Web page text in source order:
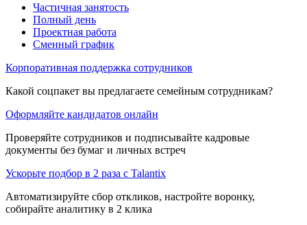
Частичная занятость
Полный день
Проектная работа
Сменный график
Корпоративная поддержка сотрудников
Какой соцпакет вы предлагаете семейным сотрудникам?
Оформляйте кандидатов онлайн
Проверяйте сотрудников и подписывайте кадровые
документы без бумаг и личных встреч
Ускорьте подбор в 2 раза с Talantix
Автоматизируйте сбор откликов, настройте воронку,
собирайте аналитику в 2 клика